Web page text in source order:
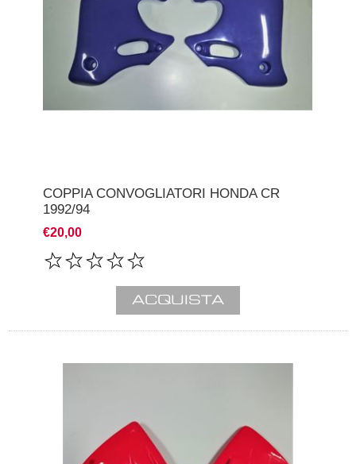
COPPIA CONVOGLIATORI HONDA CR
1992/94
€20,00